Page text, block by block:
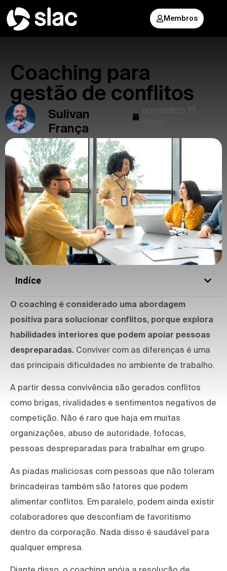
Membros
Coaching para
gestão de conflitos
Sulivan
França
novembro 13,
Indíce
O coaching é considerado uma abordagem
positiva para solucionar conflitos, porque explora
habilidades interiores que podem apoiar pessoas
despreparadas. Conviver com as diferenças é uma
das principais dificuldades no ambiente de trabalho.
A partir dessa convivência são gerados conflitos
como brigas, rivalidades e sentimentos negativos de
competição. Não é raro que haja em muitas
organizações, abuso de autoridade, fofocas,
pessoas despreparadas para trabalhar em grupo.
As piadas maliciosas com pessoas que não toleram
brincadeiras também são fatores que podem
alimentar conflitos. Em paralelo, podem ainda existir
colaboradores que desconfiam de favoritismo
dentro da corporação. Nada disso é saudável para
qualquer empresa.